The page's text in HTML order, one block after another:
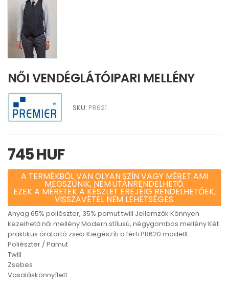
NŐI VENDÉGLÁTÓIPARI MELLÉNY
SKU: PR621
745 HUF
A TERMÉKBŐL VAN OLYAN SZÍN VAGY MÉRET AMI
MEGSZŰNIK, NEM UTÁNRENDELHETŐ.
EZEK A MÉRETEK A KÉSZLET EREJÉIG RENDELHETŐEK,
VISSZAVÉTEL NEM LEHETSÉGES.
Anyag 65% poliészter, 35% pamut twill Jellemzők Könnyen
kezelhető női mellény Modern stílusú, négygombos mellény Két
praktikus óratartó zseb Kiegészíti a férfi PR620 modellt
Poliészter / Pamut
Twill
Zsebes
Vasaláskönnyített